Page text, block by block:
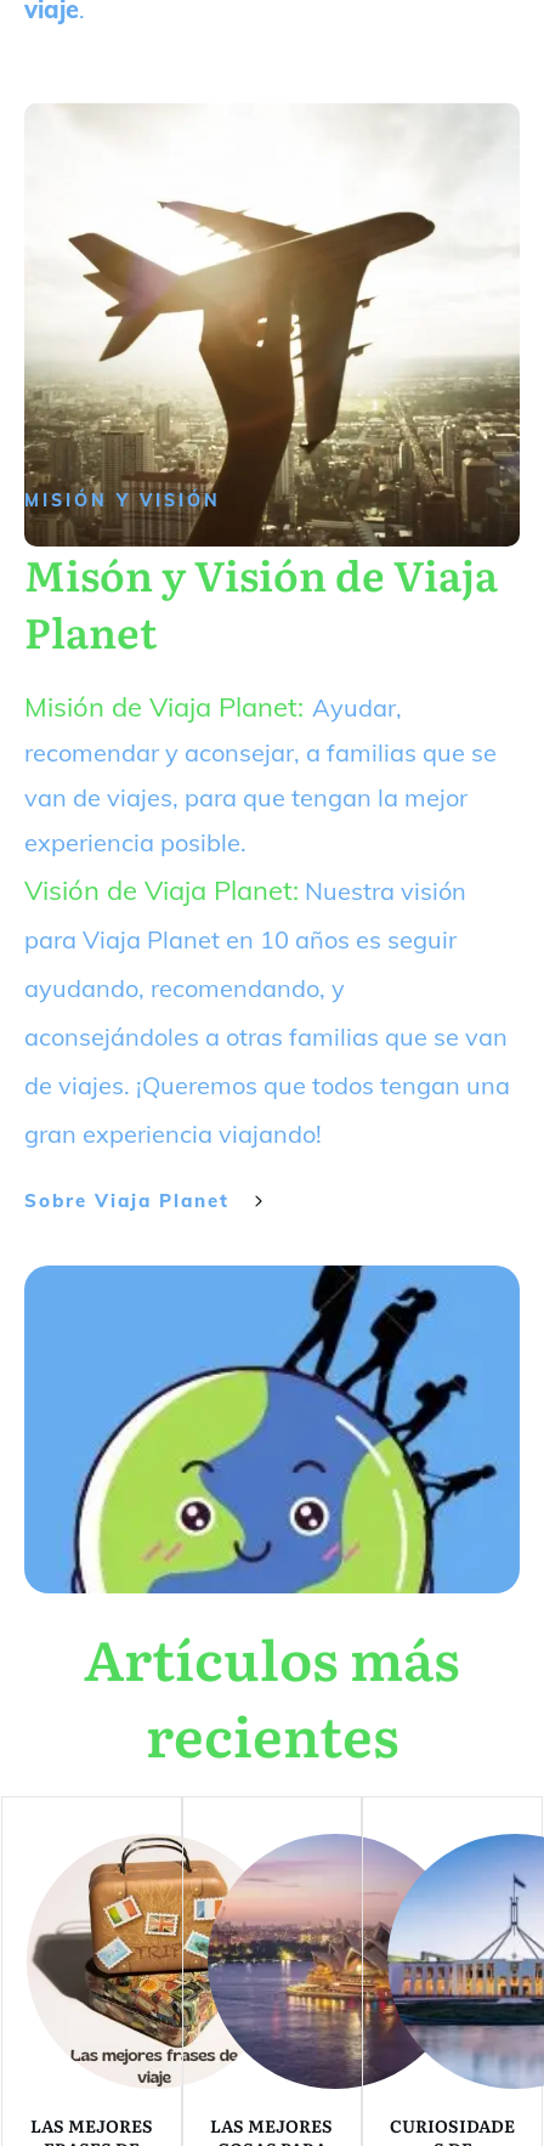
viaje.
MISIÓN Y VISIÓN
Misón y Visión de Viaja
Planet
Misión de Viaja Planet: Ayudar,
recomendar y aconsejar, a familias que se
van de viajes, para que tengan la mejor
experiencia posible.
Visión de Viaja Planet: Nuestra visión
para Viaja Planet en 10 años es seguir
ayudando, recomendando, y
aconsejándoles a otras familias que se van
de viajes. ¡Queremos que todos tengan una
gran experiencia viajando!
Sobre Viaja Planet
Artículos más
recientes
LAS MEJORES
LAS MEJORES
CURIOSIDADE